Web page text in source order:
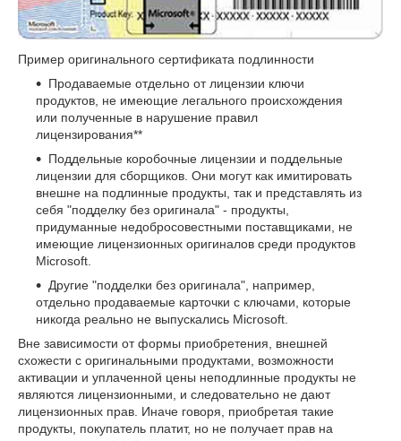
Пример оригинального сертификата подлинности
Продаваемые отдельно от лицензии ключи
продуктов, не имеющие легального происхождения
или полученные в нарушение правил
лицензирования**
Поддельные коробочные лицензии и поддельные
лицензии для сборщиков. Они могут как имитировать
внешне на подлинные продукты, так и представлять из
себя "подделку без оригинала" - продукты,
придуманные недобросовестными поставщиками, не
имеющие лицензионных оригиналов среди продуктов
Microsoft.
Другие "подделки без оригинала", например,
отдельно продаваемые карточки с ключами, которые
никогда реально не выпускались Microsoft.
Вне зависимости от формы приобретения, внешней
схожести с оригинальными продуктами, возможности
активации и уплаченной цены неподлинные продукты не
являются лицензионными, и следовательно не дают
лицензионных прав. Иначе говоря, приобретая такие
продукты, покупатель платит, но не получает прав на